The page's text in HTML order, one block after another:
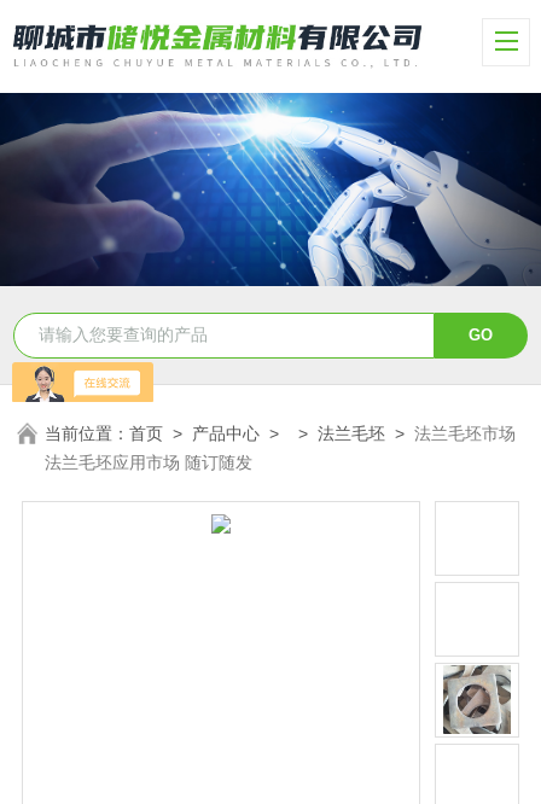
当前位置：首页 > 产品中心 > >法兰毛坯 >法兰毛坯市场
法兰毛坯应用市场 随订随发